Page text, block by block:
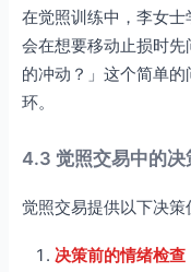
在觉照训练中，李女
会在想要移动止损时
的冲动？」这个简单
环。
4.3 觉照交易中的决
觉照交易提供以下决策
决策前的情绪检查